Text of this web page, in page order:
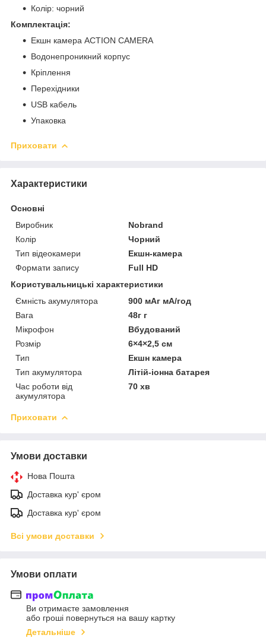
Колір: чорний
Комплектація:
Екшн камера ACTION CAMERA
Водонепроникний корпус
Кріплення
Перехідники
USB кабель
Упаковка
Приховати
Характеристики
Основні
Виробник
Nobrand
Колір
Чорний
Тип відеокамери
Екшн-камера
Формати запису
Full HD
Користувальницькі характеристики
Ємність акумулятора
900 мАг мА/год
Вага
48г г
Мікрофон
Вбудований
Розмір
6×4×2,5 см
Тип
Екшн камера
Тип акумулятора
Літій-іонна батарея
Час роботи від
акумулятора
70 хв
Приховати
Умови доставки
Нова Пошта
Доставка кур' єром
Доставка кур' єром
Всі умови доставки
Умови оплати
Ви отримаєте замовлення
або гроші повернуться на вашу картку
Детальніше